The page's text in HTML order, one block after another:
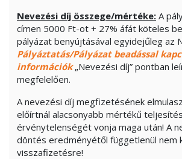
Nevezési díj összege/mértéke: A
címen 5000 Ft-ot + 27% áfát köteles
pályázat benyújtásával egyidejűleg az
Pályáztatás/Pályázat beadással
információk „Nevezési díj” pontban
megfelelően.
A nevezési díj megfizetésének
előírtnál alacsonyabb mértékű
érvénytelenségét vonja maga után! A
döntés eredményétől függetlenül nem
visszafizetésre!